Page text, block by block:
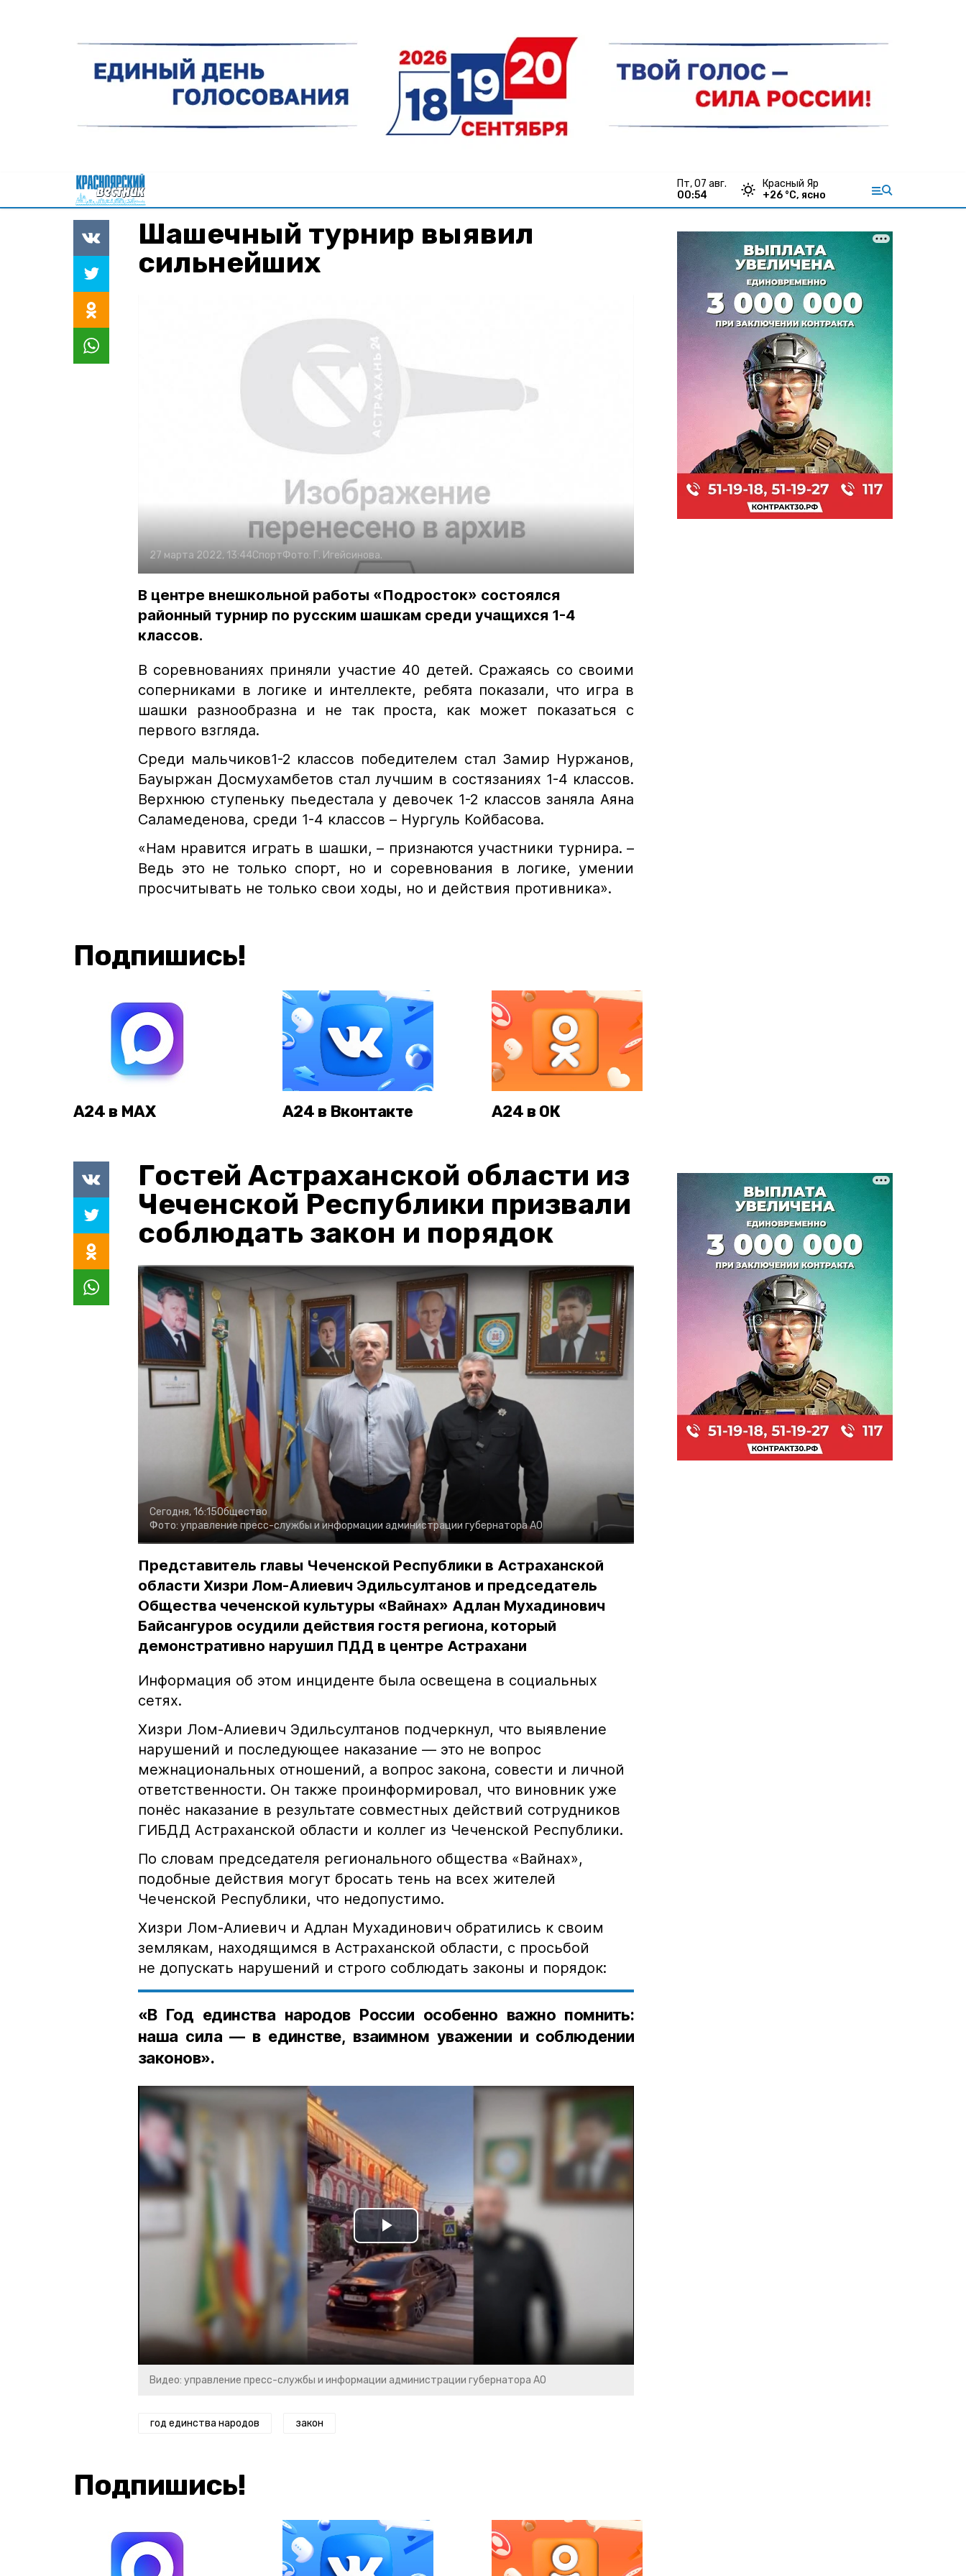
пт, 07 авг.
00:54
Красный Яр
+26 °С, ясно
Шашечный турнир выявил
сильнейших
27 марта 2022, 13:44СпортФото: Г. Игейсинова.
В центре внешкольной работы «Подросток» состоялся
районный турнир по русским шашкам среди учащихся 1-4
классов.
В соревнованиях приняли участие 40 детей. Сражаясь со своими
соперниками в логике и интеллекте, ребята показали, что игра в
шашки разнообразна и не так проста, как может показаться с
первого взгляда.
Среди мальчиков1-2 классов победителем стал Замир Нуржанов,
Бауыржан Досмухамбетов стал лучшим в состязаниях 1-4 классов.
Верхнюю ступеньку пьедестала у девочек 1-2 классов заняла Аяна
Саламеденова, среди 1-4 классов – Нургуль Койбасова.
«Нам нравится играть в шашки, – признаются участники турнира. –
Ведь это не только спорт, но и соревнования в логике, умении
просчитывать не только свои ходы, но и действия противника».
Подпишись!
А24 в MAX А24 в Вконтакте А24 в ОК
Гостей Астраханской области из
Чеченской Республики призвали
соблюдать закон и порядок
Сегодня, 16:15Общество
Фото: управление пресс-службы и информации администрации губернатора АО
Представитель главы Чеченской Республики в Астраханской
области Хизри Лом-Алиевич Эдильсултанов и председатель
Общества чеченской культуры «Вайнах» Адлан Мухадинович
Байсангуров осудили действия гостя региона, который
демонстративно нарушил ПДД в центре Астрахани
Информация об этом инциденте была освещена в социальных
сетях.
Хизри Лом-Алиевич Эдильсултанов подчеркнул, что выявление
нарушений и последующее наказание — это не вопрос
межнациональных отношений, а вопрос закона, совести и личной
ответственности. Он также проинформировал, что виновник уже
понёс наказание в результате совместных действий сотрудников
ГИБДД Астраханской области и коллег из Чеченской Республики.
По словам председателя регионального общества «Вайнах»,
подобные действия могут бросать тень на всех жителей
Чеченской Республики, что недопустимо.
Хизри Лом-Алиевич и Адлан Мухадинович обратились к своим
землякам, находящимся в Астраханской области, с просьбой
не допускать нарушений и строго соблюдать законы и порядок:
«В Год единства народов России особенно важно помнить:
наша сила — в единстве, взаимном уважении и соблюдении
законов».
Play
Video
Видео: управление пресс-службы и информации администрации губернатора АО
год единства народов закон
Подпишись!